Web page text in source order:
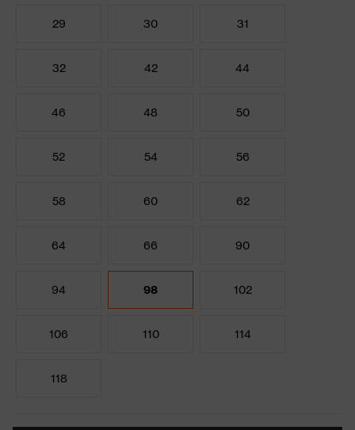
29 30 31
32 42 44
46 48 50
52 54 56
58 60 62
64 66 90
94 98 102
106 110 114
118